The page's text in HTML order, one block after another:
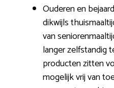
Ouderen en
dikwijls
van
langer zelfstandig
producten zitten
mogelijk vrij van